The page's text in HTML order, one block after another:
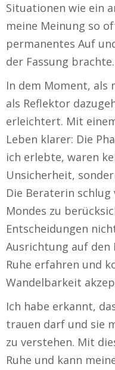
Situationen wie ein
meine Meinung so
permanentes Auf
der Fassung brachte.
In dem Moment, als
als Reflektor
erleichtert. Mit
Leben klarer: Die
ich erlebte, waren
Unsicherheit,
Die Beraterin schlug
Mondes zu
Entscheidungen
Ausrichtung auf den
Ruhe erfahren und
Wandelbarkeit
Ich habe erkannt,
trauen darf und sie
zu verstehen. Mit
Ruhe und kann